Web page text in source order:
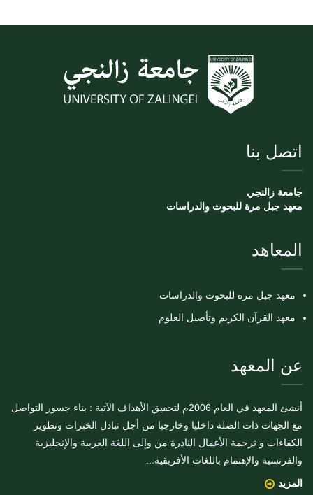
اتصل بنا
جامعة زالنجي
معهد جبل مرة للبحوث والدراسات
المعاهد
معهد جبل مرة للبحوث والدراسات
معهد القرآن الكريم وتأصيل العلوم
عن المعهد
أنشئ المعهد في العام 2006م لتحقيق الأهداف الآتية : بناء جسور التواصل
مع الجهات ذات الصلة داخليا وخارجيا من أجل تبادل الخبرات وتطوير
الكفاءات و ترجمة الأعمال النادرة من وإلى اللغة العربية والإنجليزية
والفرنسية والإهتمام باللغات الأفريقية...
المزيد